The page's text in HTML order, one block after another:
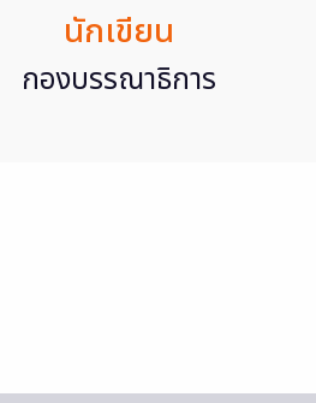
นักเขียน
กองบรรณาธิการ